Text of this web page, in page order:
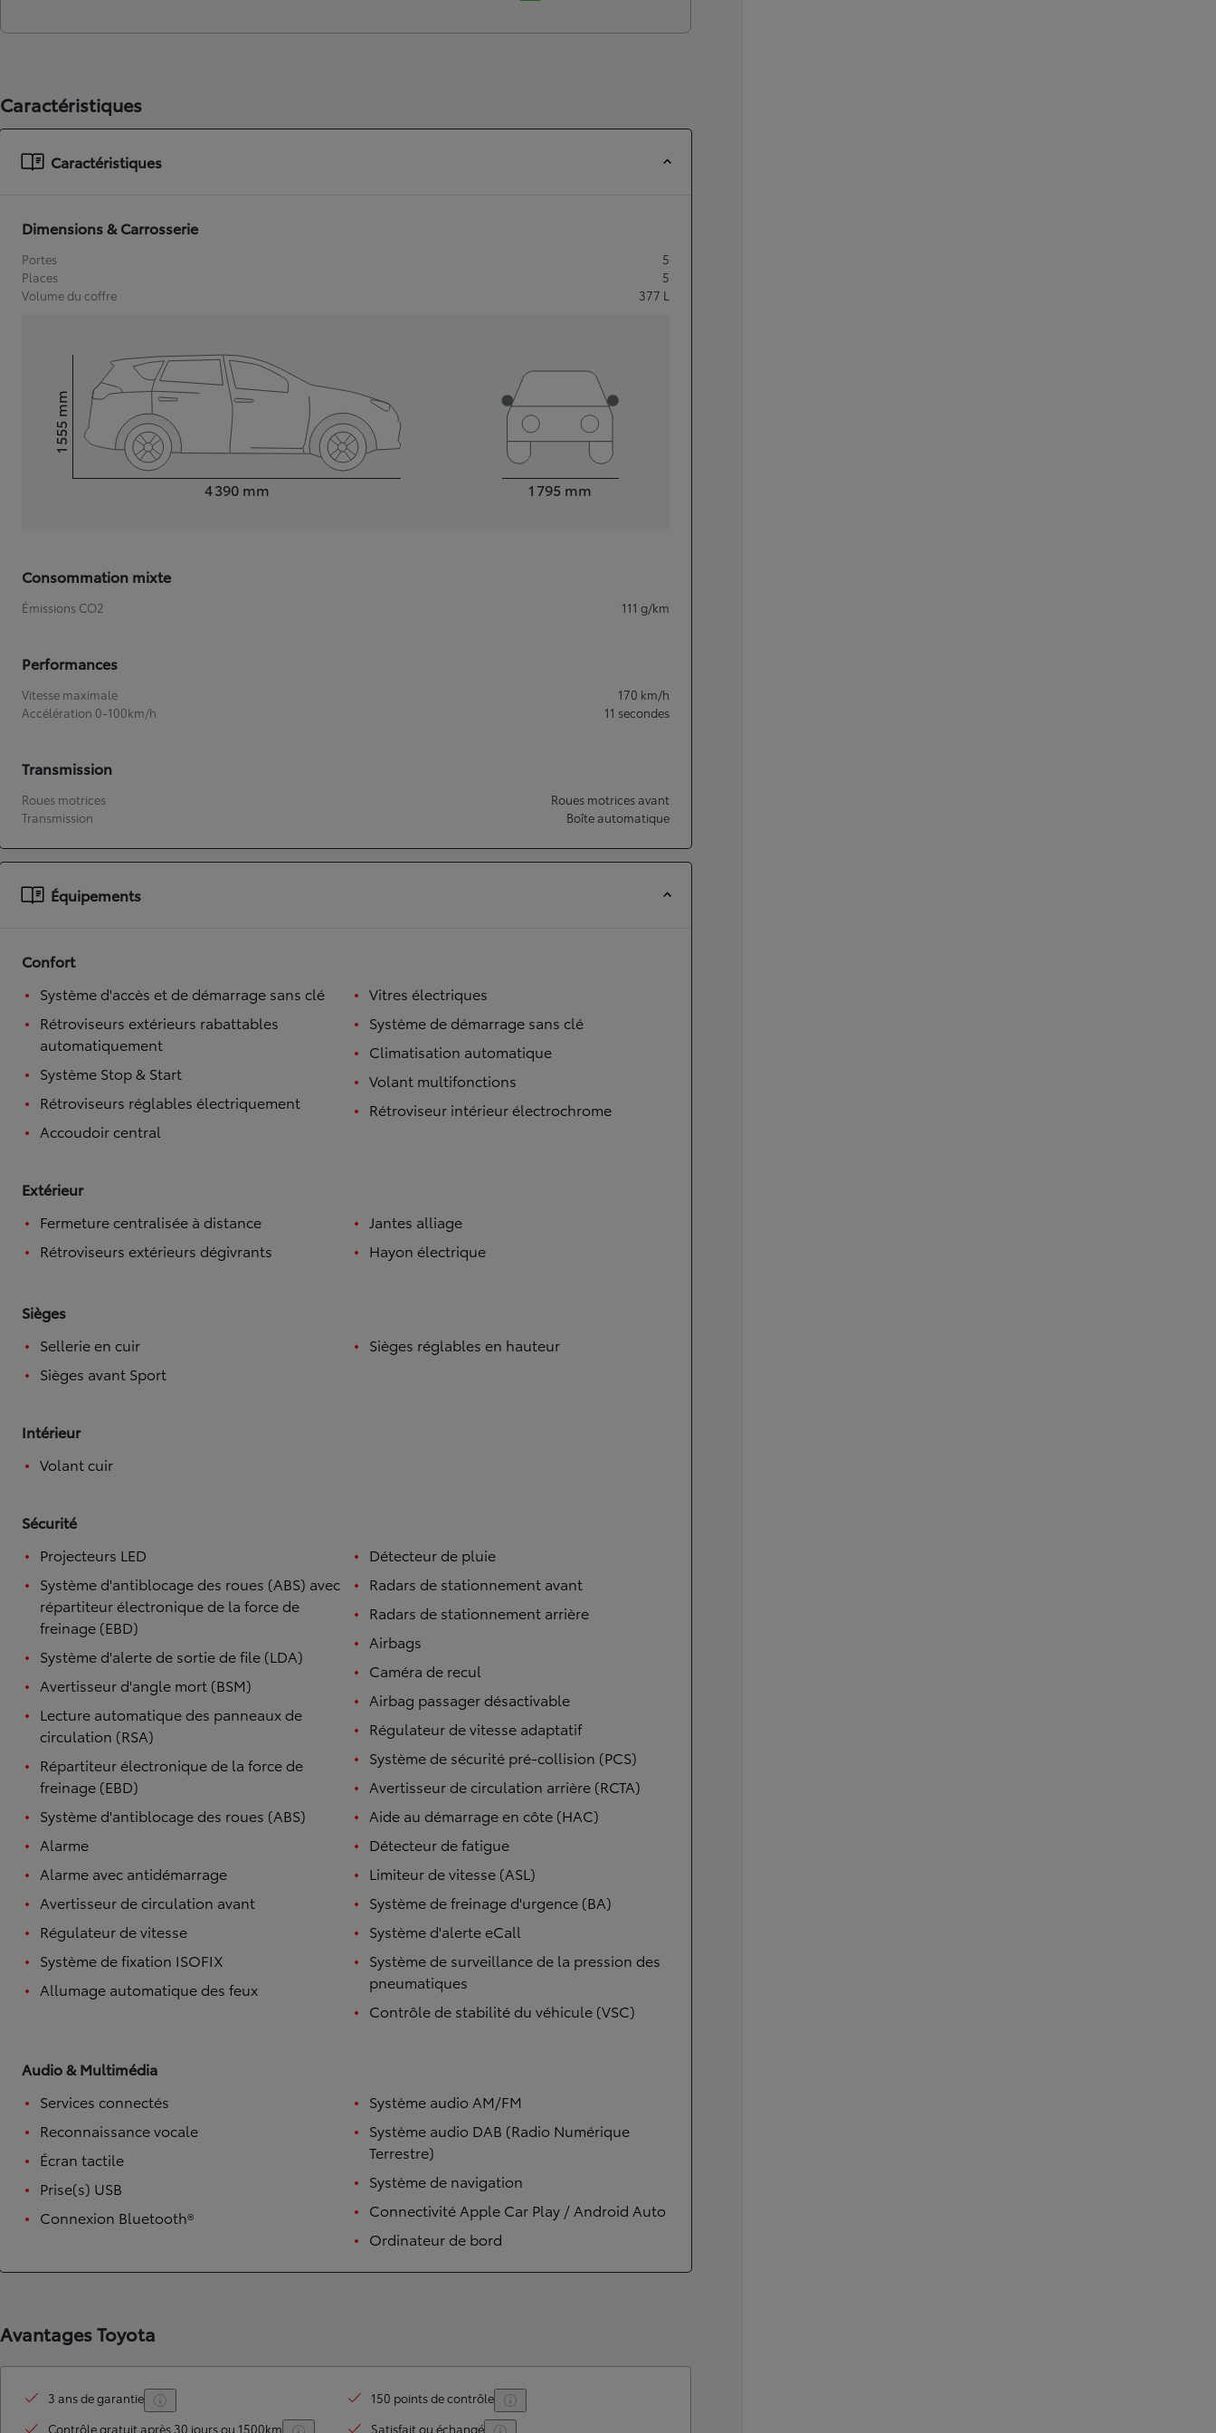
Nouvelle Yaris Cross
Disponible prochainement
Disponible rapidement
Caractéristiques
Caractéristiques
Dimensions & Carrosserie
Portes
5
Places
5
Volume du coffre
377 L
4 390 mm
Hauteur1 555
mm
1 795 mm
Consommation mixte
Émissions CO2 111 g/km
Performances
Vitesse maximale 170 km/h
Accélération 0-100km/h
11 secondes
Transmission
Roues motrices
Roues motrices avant
Transmission
Boîte automatique
Équipements
Confort
Système d'accès et de démarrage sans clé
Rétroviseurs extérieurs rabattables
automatiquement
Système Stop & Start
Rétroviseurs réglables électriquement
Accoudoir central
Vitres électriques
Système de démarrage sans clé
Climatisation automatique
Volant multifonctions
Rétroviseur intérieur électrochrome
Extérieur
Fermeture centralisée à distance
Rétroviseurs extérieurs dégivrants
Jantes alliage
Hayon électrique
Sièges
Sellerie en cuir
Sièges avant Sport
Sièges réglables en hauteur
Intérieur
Volant cuir
Sécurité
Projecteurs LED
Système d'antiblocage des roues (ABS) avec
répartiteur électronique de la force de
freinage (EBD)
Système d'alerte de sortie de file (LDA)
Avertisseur d'angle mort (BSM)
Lecture automatique des panneaux de
circulation (RSA)
Répartiteur électronique de la force de
freinage (EBD)
Système d'antiblocage des roues (ABS)
Alarme
Alarme avec antidémarrage
Avertisseur de circulation avant
Régulateur de vitesse
Système de fixation ISOFIX
Allumage automatique des feux
Détecteur de pluie
Radars de stationnement avant
Radars de stationnement arrière
Airbags
Caméra de recul
Airbag passager désactivable
Régulateur de vitesse adaptatif
Système de sécurité pré-collision (PCS)
Avertisseur de circulation arrière (RCTA)
Aide au démarrage en côte (HAC)
Détecteur de fatigue
Limiteur de vitesse (ASL)
Système de freinage d'urgence (BA)
Système d'alerte eCall
Système de surveillance de la pression des
pneumatiques
Contrôle de stabilité du véhicule (VSC)
Audio & Multimédia
Services connectés
Reconnaissance vocale
Écran tactile
Prise(s) USB
Connexion Bluetooth®
Système audio AM/FM
Système audio DAB (Radio Numérique
Terrestre)
Système de navigation
Connectivité Apple Car Play / Android Auto
Ordinateur de bord
Avantages Toyota
3 ans de garantie
150 points de contrôle
Contrôle gratuit après 30 jours ou 1500km
Satisfait ou échangé